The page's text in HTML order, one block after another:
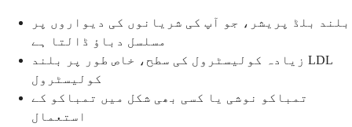
بلند بلڈ پریشر، جو آپ کی شریانوں کی دیواروں پر
مسلسل دباؤ ڈالتا ہے
زیادہ کولیسٹرول کی سطح، خاص طور پر بلند LDL
کولیسٹرول
تمباکو نوشی یا کسی بھی شکل میں تمباکو کے
استعمال